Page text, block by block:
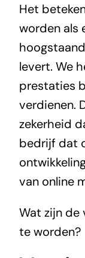
Het
worden als
levert. We
prestaties
verdienen.
zekerheid
bedrijf dat
van online
Wat zijn de
te worden?